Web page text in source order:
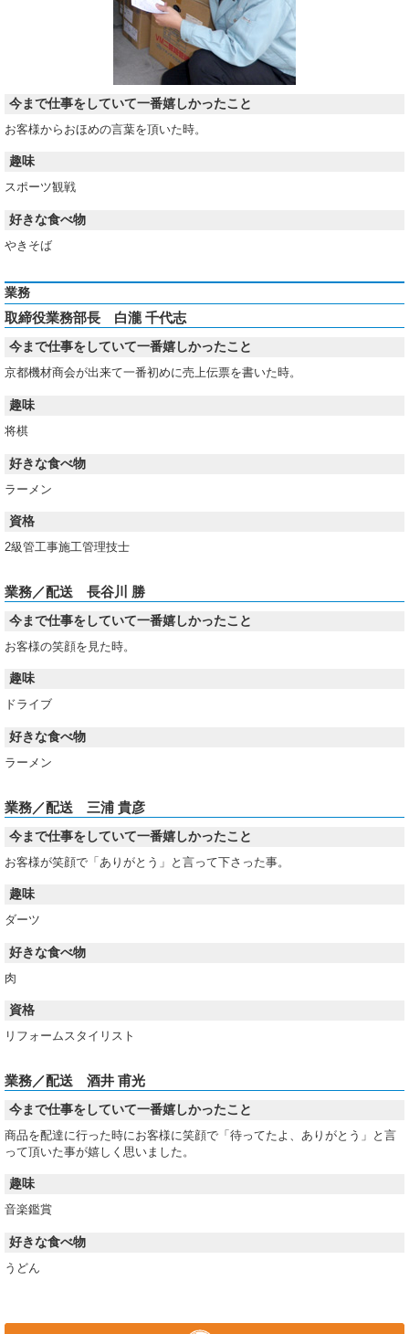
今まで仕事をしていて一番嬉しかったこと
お客様からおほめの言葉を頂いた時。
趣味
スポーツ観戦
好きな食べ物
やきそば
業務
取締役業務部長 白瀧 千代志
今まで仕事をしていて一番嬉しかったこと
京都機材商会が出来て一番初めに売上伝票を書いた時。
趣味
将棋
好きな食べ物
ラーメン
資格
2級管工事施工管理技士
業務／配送 長谷川 勝
今まで仕事をしていて一番嬉しかったこと
お客様の笑顔を見た時。
趣味
ドライブ
好きな食べ物
ラーメン
業務／配送 三浦 貴彦
今まで仕事をしていて一番嬉しかったこと
お客様が笑顔で「ありがとう」と言って下さった事。
趣味
ダーツ
好きな食べ物
肉
資格
リフォームスタイリスト
業務／配送 酒井 甫光
今まで仕事をしていて一番嬉しかったこと
商品を配達に行った時にお客様に笑顔で「待ってたよ、ありがとう」と言
って頂いた事が嬉しく思いました。
趣味
音楽鑑賞
好きな食べ物
うどん